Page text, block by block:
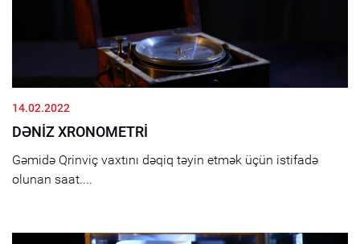
14.02.2022
DƏNİZ XRONOMETRİ
Gəmidə Qrinviç vaxtını dəqiq təyin etmək üçün istifadə
olunan saat....